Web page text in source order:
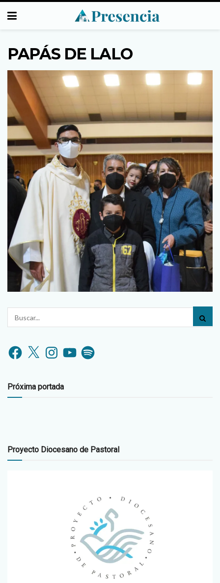
PAPÁS DE LALO
Facebook
X Instagram
YouTube
Spotify
Próxima portada
Proyecto Diocesano de Pastoral